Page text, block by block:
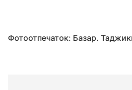
Фотоотпечаток: Базар.